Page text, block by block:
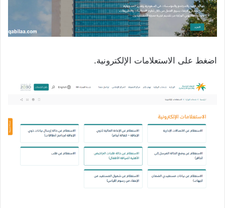
اضغط على الاستعلامات الإلكترونية.